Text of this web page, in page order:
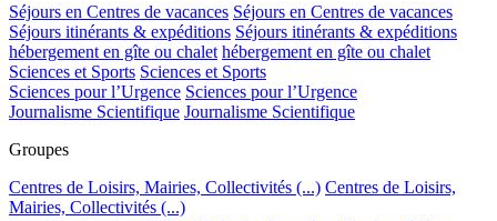
Séjours en Centres de vacances Séjours en Centres de vacances
Séjours itinérants & expéditions Séjours itinérants & expéditions
hébergement en gîte ou chalet hébergement en gîte ou chalet
Sciences et Sports Sciences et Sports
Sciences pour l’Urgence Sciences pour l’Urgence
Journalisme Scientifique Journalisme Scientifique
Groupes
Centres de Loisirs, Mairies, Collectivités (...) Centres de Loisirs,
Mairies, Collectivités (...)